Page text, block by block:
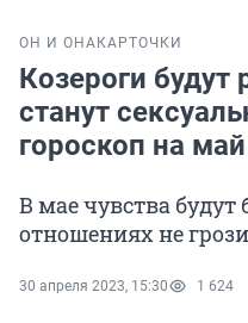
ОН И ОНА КАРТОЧКИ
Козероги будут
станут
гороскоп на
В мае чувства будут
отношениях не
30 апреля 2023, 15:30 1 624